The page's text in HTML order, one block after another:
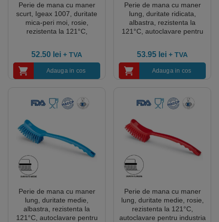
Perie de mana cu maner
scurt, Igeax 1007, duritate
mica-peri moi, rosie,
rezistenta la 121°C,
HACCP, FDA
52.50 lei + TVA
Adauga in cos
Perie de mana cu maner
lung, duritate ridicata,
albastra, rezistenta la
121°C, autoclavare pentru
53.95 lei + TVA
Adauga in cos
Perie de mana cu maner
lung, duritate medie,
albastra, rezistenta la
121°C, autoclavare pentru
Perie de mana cu maner
lung, duritate medie, rosie,
rezistenta la 121°C,
autoclavare pentru industria